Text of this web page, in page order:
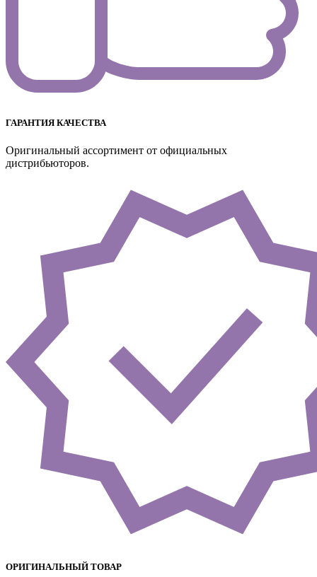
ГАРАНТИЯ КАЧЕСТВА
Оригинальный ассортимент от официальных
дистрибьюторов.
ОРИГИНАЛЬНЫЙ ТОВАР